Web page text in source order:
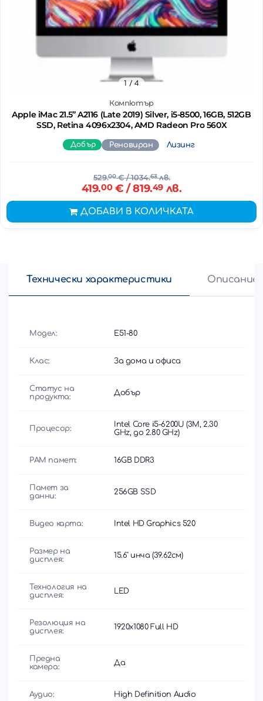
Компютър
Apple iMac 21.5’’ A2116 (Late 2019) Silver, i5-8500, 16GB, 512GB
SSD, Retina 4096x2304, AMD Radeon Pro 560X
1 / 4
Добър Реновиран Лизинг
529.00€/ 1034.63лв.
419.00€ / 819.49лв.
ДОБАВИ В КОЛИЧКАТА
Технически характеристики Описание
Модел: E51-80
Клас: За дома и офиса
Статус на
продукта:
Добър
Процесор:
Intel Core i5-6200U (3M, 2.30
GHz, до 2.80 GHz)
РАМ памет: 16GB DDR3
Памет за
данни:
256GB SSD
Видео карта: Intel HD Graphics 520
Размер на
дисплея:
15.6'' инча (39.62см)
Технология на
дисплея:
LED
Резолюция на
дисплея:
1920x1080 Full HD
Предна
камера:
Да
Аудио: High Definition Audio